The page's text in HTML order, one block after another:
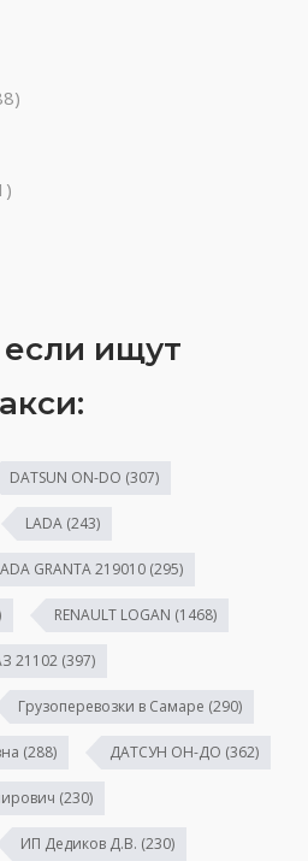
ищут
DATSUN ON-DO (307)
LADA (243)
GRANTA 219010 (295)
RENAULT LOGAN (1468)
21102 (397)
Грузоперевозки в Самаре (290)
(288) ДАТСУН ОН-ДО (362)
(230)
ИП Дедиков Д.В. (230)